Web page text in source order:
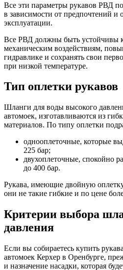
Все эти параметры рукавов РВД
в зависимости от предпочтений и
эксплуатации.
Все РВД должны быть устойчивы
механическим воздействиям,
гидравлике и сохранять свои
при низкой температуре.
Тип оплетки рукавов
Шланги для воды высокого
автомоек, изготавливаются из
материалов. По типу оплетки
однооплеточные, которые
225 бар;
двухоплеточные, спокойно
до 400 бар.
Рукава, имеющие двойную
они не такие гибкие и по цене
Критерии выбора
давления
Если вы собираетесь купить
автомоек Керхер в Оренбурге,
и назначение насадки, которая